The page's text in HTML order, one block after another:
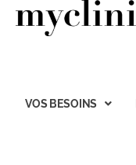
VOS BESOINS